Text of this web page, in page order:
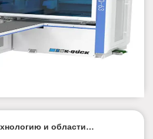
и области